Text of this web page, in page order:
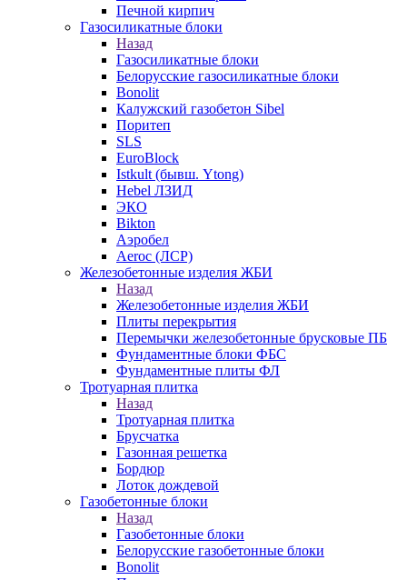
Печной кирпич
Газосиликатные блоки
Назад
Газосиликатные блоки
Белорусские газосиликатные блоки
Bonolit
Калужский газобетон Sibel
Поритеп
SLS
EuroBlock
Istkult (бывш. Ytong)
Hebel ЛЗИД
ЭКО
Bikton
Аэробел
Aeroc (ЛСР)
Железобетонные изделия ЖБИ
Назад
Железобетонные изделия ЖБИ
Плиты перекрытия
Перемычки железобетонные брусковые ПБ
Фундаментные блоки ФБС
Фундаментные плиты ФЛ
Тротуарная плитка
Назад
Тротуарная плитка
Брусчатка
Газонная решетка
Бордюр
Лоток дождевой
Газобетонные блоки
Назад
Газобетонные блоки
Белорусские газобетонные блоки
Bonolit